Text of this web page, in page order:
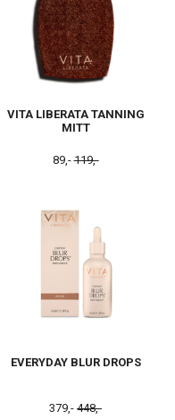
VITA LIBERATA TANNING
MITT
89,-119,-
EVERYDAY BLUR DROPS
379,- 448,-